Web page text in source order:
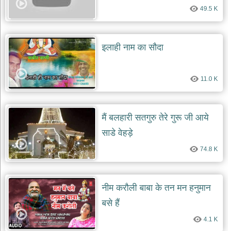
raam
गुरुदेव
भजन
gurudev
bhajans
विविध
भजन
bhajans
विष्णु
भजन
vishnu
bhajans
बालक
नाथ
भजन
baba
balak
nath
bhajans
49.5 K
इलाही नाम का सौदा
11.0 K
मैं बलहारी सतगुरु तेरे गुरू जी आये
साडे वेहड़े
74.8 K
नीम करौली बाबा के तन मन हनुमान
बसे हैं
4.1 K